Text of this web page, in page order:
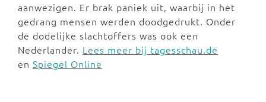
aanwezigen. Er brak paniek uit, waarbij in het
gedrang mensen werden doodgedrukt. Onder
de dodelijke slachtoffers was ook een
Nederlander. Lees meer bij tagesschau.de
en Spiegel Online